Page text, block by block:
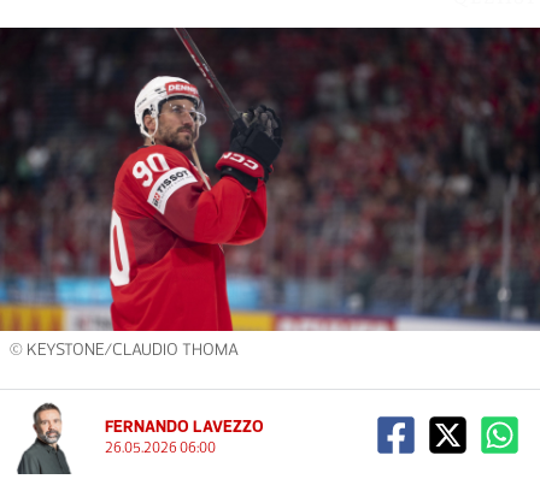
© KEYSTONE/CLAUDIO THOMA
FERNANDO LAVEZZO
26.05.2026 06:00